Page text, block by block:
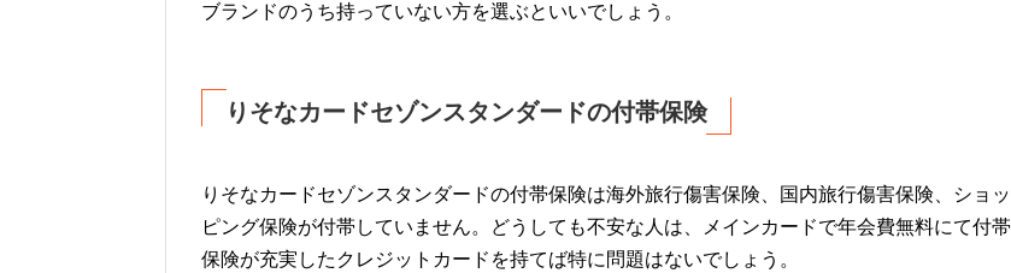
ブランドのうち持っていない方を選ぶといいでしょう。
りそなカードセゾンスタンダードの付帯保険
りそなカードセゾンスタンダードの付帯保険は海外旅行傷害保険、国内旅行傷害保険、ショッ
ピング保険が付帯していません。どうしても不安な人は、メインカードで年会費無料にて付帯
保険が充実したクレジットカードを持てば特に問題はないでしょう。